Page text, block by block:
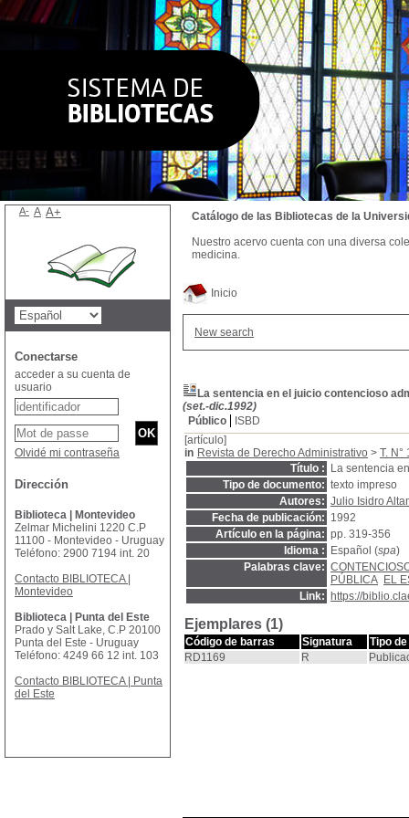
Inicio
New search
La sentencia en el juicio contencioso
(set.-dic.1992)
Público
ISBD
[artículo]
in Revista de Derecho Administrativo > T. N°
Título :
La sentencia
Tipo de documento: texto impreso
Autores: Julio Isidro
Fecha de publicación: 1992
Artículo en la página: pp. 319-356
Idioma :
Español (spa)
Palabras clave:
PÚBLICA EL
Link:
https://
Ejemplares (1)
Código de barras Signatura
Tipo
RD1169
R
Catálogo de las Bibliotecas de la
Nuestro acervo cuenta con una diversa
medicina.
A- A A+
Conectarse
acceder a su cuenta de
usuario
Olvidé mi contraseña
Dirección
Biblioteca | Montevideo
Zelmar Michelini 1220 C.P
11100 - Montevideo - Uruguay
Teléfono: 2900 7194 int. 20
Contacto BIBLIOTECA |
Montevideo
Biblioteca | Punta del Este
Prado y Salt Lake, C.P 20100
Punta del Este - Uruguay
Teléfono: 4249 66 12 int. 103
Contacto BIBLIOTECA | Punta
del Este